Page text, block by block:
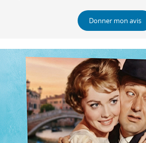
Donner mon avis